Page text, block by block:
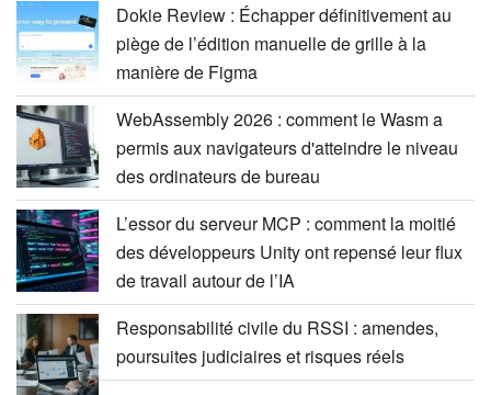
Dokie Review : Échapper définitivement au
piège de l’édition manuelle de grille à la
manière de Figma
WebAssembly 2026 : comment le Wasm a
permis aux navigateurs d'atteindre le niveau
des ordinateurs de bureau
L’essor du serveur MCP : comment la moitié
des développeurs Unity ont repensé leur flux
de travail autour de l’IA
Responsabilité civile du RSSI : amendes,
poursuites judiciaires et risques réels